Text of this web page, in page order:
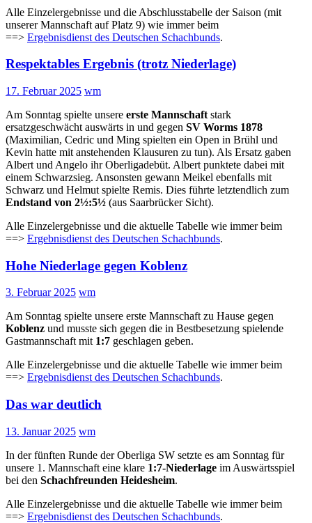
Alle Einzelergebnisse und die Abschlusstabelle der Saison (mit
unserer Mannschaft auf Platz 9) wie immer beim
==> Ergebnisdienst des Deutschen Schachbunds.
Respektables Ergebnis (trotz Niederlage)
17. Februar 2025 wm
Am Sonntag spielte unsere erste Mannschaft stark
ersatzgeschwächt auswärts in und gegen SV Worms 1878
(Maximilian, Cedric und Ming spielten ein Open in Brühl und
Kevin hatte mit anstehenden Klausuren zu tun). Als Ersatz gaben
Albert und Angelo ihr Oberligadebüt. Albert punktete dabei mit
einem Schwarzsieg. Ansonsten gewann Meikel ebenfalls mit
Schwarz und Helmut spielte Remis. Dies führte letztendlich zum
Endstand von 2½:5½ (aus Saarbrücker Sicht).
Alle Einzelergebnisse und die aktuelle Tabelle wie immer beim
==> Ergebnisdienst des Deutschen Schachbunds.
Hohe Niederlage gegen Koblenz
3. Februar 2025 wm
Am Sonntag spielte unsere erste Mannschaft zu Hause gegen
Koblenz und musste sich gegen die in Bestbesetzung spielende
Gastmannschaft mit 1:7 geschlagen geben.
Alle Einzelergebnisse und die aktuelle Tabelle wie immer beim
==> Ergebnisdienst des Deutschen Schachbunds.
Das war deutlich
13. Januar 2025 wm
In der fünften Runde der Oberliga SW setzte es am Sonntag für
unsere 1. Mannschaft eine klare 1:7-Niederlage im Auswärtsspiel
bei den Schachfreunden Heidesheim.
Alle Einzelergebnisse und die aktuelle Tabelle wie immer beim
==> Ergebnisdienst des Deutschen Schachbunds.